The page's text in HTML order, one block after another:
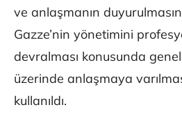
ve anlaşmanın
Gazze’nin yönetimini
devralması konusunda
üzerinde anlaşmaya
kullanıldı.